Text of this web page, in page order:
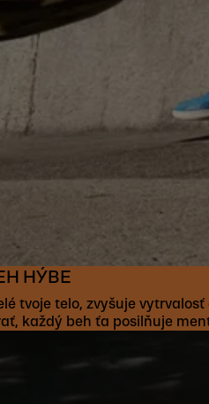
HÝBE
tvoje telo, zvyšuje
každý beh ťa posilňuje